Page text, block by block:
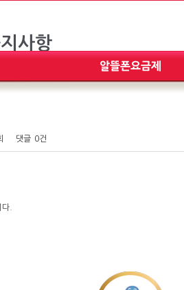
댓글 0건
.